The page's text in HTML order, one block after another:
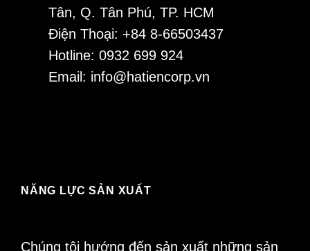
Tân, Q. Tân Phú, TP. HCM
Điện Thoại: +84 8-66503437
Hotline: 0932 699 924
Email: info@hatiencorp.vn
NĂNG LỰC SẢN XUẤT
Chúng tôi hướng đến sản xuất những sản